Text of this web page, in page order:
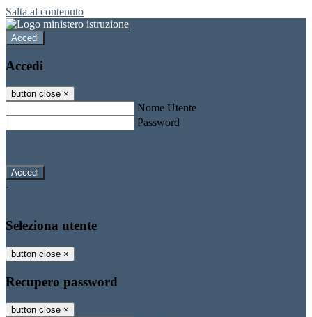
Salta al contenuto
Accedi
Accedi
button close ×
Nome Utente
Password
-
Seleziona utente
button close ×
Recupero password
button close ×